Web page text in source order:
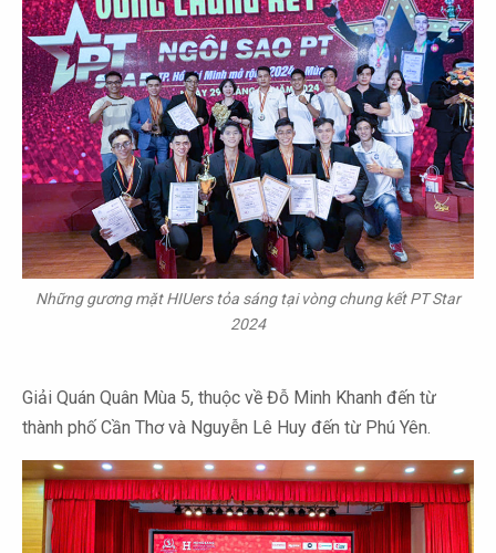
Những gương mặt HIUers tỏa sáng tại vòng chung kết PT Star
2024
Giải Quán Quân Mùa 5, thuộc về Đỗ Minh Khanh đến từ
thành phố Cần Thơ và Nguyễn Lê Huy đến từ Phú Yên.